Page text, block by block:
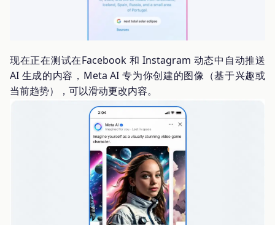
现在正在测试在Facebook 和 Instagram 动态中自动推送
AI 生成的内容，Meta AI 专为你创建的图像（基于兴趣或
当前趋势），可以滑动更改内容。